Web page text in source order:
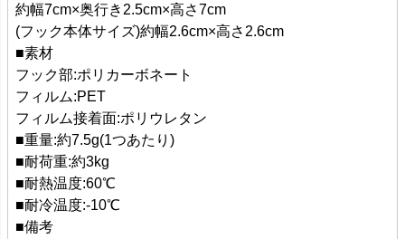
約幅7cm×奥行き2.5cm×高さ7cm
(フック本体サイズ)約幅2.6cm×高さ2.6cm
■素材
フック部:ポリカーボネート
フィルム:PET
フィルム接着面:ポリウレタン
■重量:約7.5g(1つあたり)
■耐荷重:約3kg
■耐熱温度:60℃
■耐冷温度:-10℃
■備考